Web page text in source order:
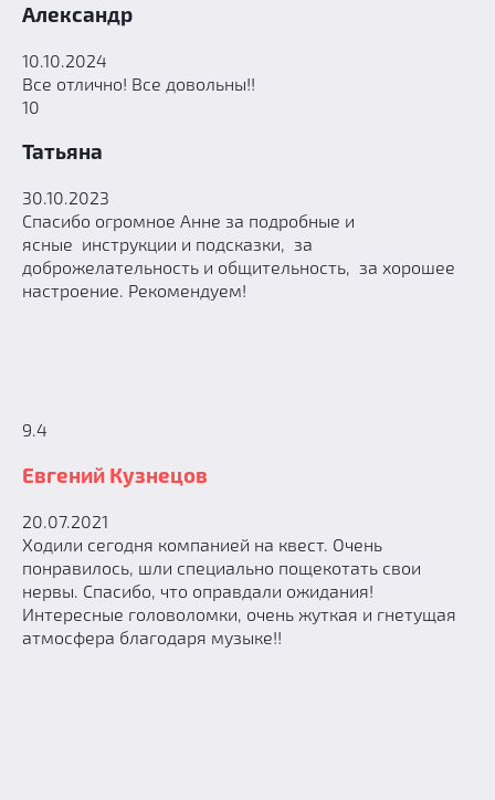
Александр
10.10.2024
Все отлично! Все довольны!!
10
Татьяна
30.10.2023
Спасибо огромное Анне за подробные и
ясные инструкции и подсказки, за
доброжелательность и общительность, за хорошее
настроение. Рекомендуем!
9.4
Евгений Кузнецов
20.07.2021
Ходили сегодня компанией на квест. Очень
понравилось, шли специально пощекотать свои
нервы. Спасибо, что оправдали ожидания!
Интересные головоломки, очень жуткая и гнетущая
атмосфера благодаря музыке!!